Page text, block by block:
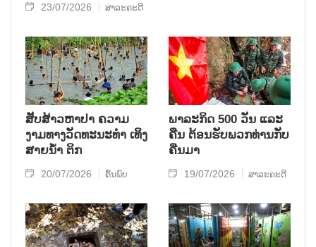
23/07/2026 ສາລະຄະດີ
ສັບສ້າວຫາປາ ຄວາມ
ງາມທາງວັດທະນະທໍາ ເທິງ
ສາຍນໍ້າ ຕິກ
20/07/2026 ຄົ້ນພົບ
ພາລະກິດ 500 ວັນ ແລະ
ຄືນ ຕ້ອນຮັບພວກທ່ານກັບ
ຄືນມາ
19/07/2026 ສາລະຄະດີ